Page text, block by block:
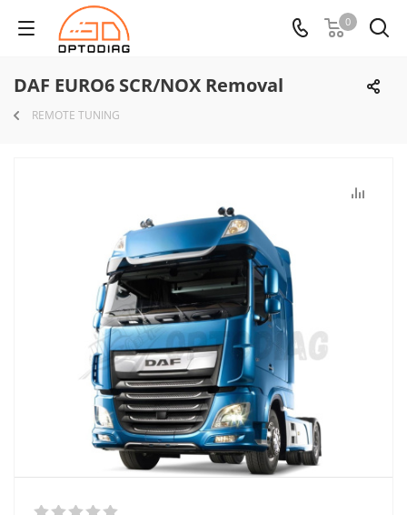
0
DAF EURO6 SCR/NOX Removal
REMOTE TUNING